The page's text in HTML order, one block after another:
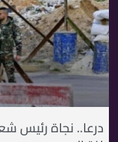
درعا.. نجاة رئيس